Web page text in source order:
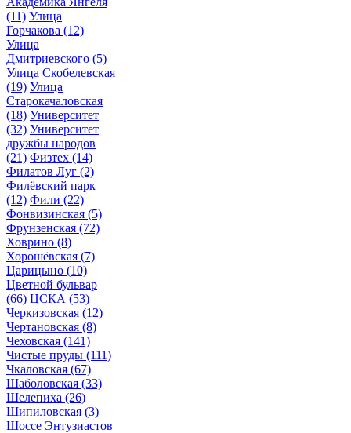
(11) Улица
Горчакова (12)
Улица
Дмитриевского (5)
Улица Скобелевская
(19) Улица
Старокачаловская
(18) Университет
(32) Университет
дружбы народов
(21) Физтех (14)
Филатов Луг (2)
Филёвский парк
(12) Фили (22)
Фонвизинская (5)
Фрунзенская (72)
Ховрино (8)
Хорошёвская (7)
Царицыно (10)
Цветной бульвар
(66) ЦСКА (53)
Черкизовская (12)
Чертановская (8)
Чеховская (141)
Чистые пруды (111)
Чкаловская (67)
Шаболовская (33)
Шелепиха (26)
Шипиловская (3)
Шоссе Энтузиастов